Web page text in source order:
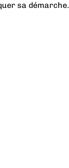
sa démarche.